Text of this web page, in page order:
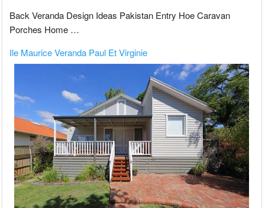
Back Veranda Design Ideas Pakistan Entry Hoe Caravan
Porches Home …
Ile Maurice Veranda Paul Et Virginie